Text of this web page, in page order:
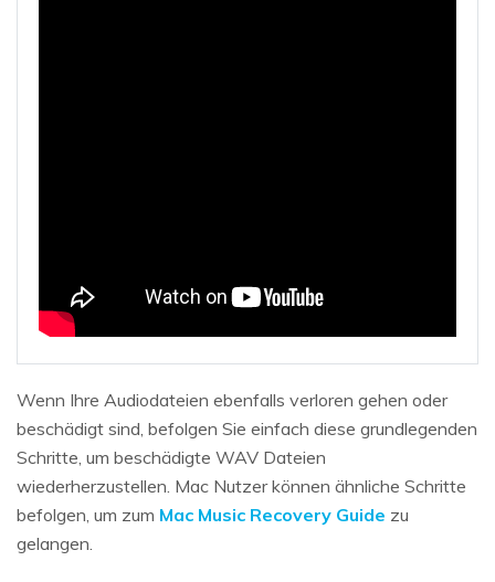
Wenn Ihre Audiodateien ebenfalls verloren gehen oder
beschädigt sind, befolgen Sie einfach diese grundlegenden
Schritte, um beschädigte WAV Dateien
wiederherzustellen. Mac Nutzer können ähnliche Schritte
befolgen, um zum Mac Music Recovery Guide zu
gelangen.